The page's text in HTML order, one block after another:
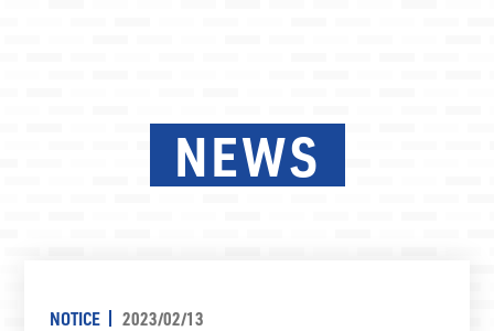
NEWS
NOTICE 2023/02/13